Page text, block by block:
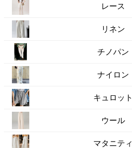
レース
リネン
チノパン
ナイロン
キュロット
ウール
マタニティ